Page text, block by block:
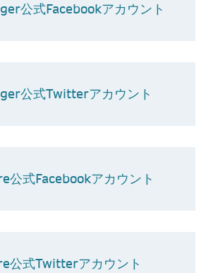
公式Facebookアカウント
公式Twitterアカウント
公式Facebookアカウント
公式Twitterアカウント